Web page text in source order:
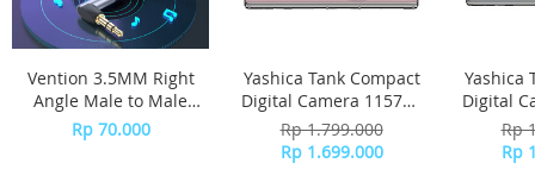
Vention 3.5MM Right
Angle Male to Male
Flat Aux Cable 1M -
Gray Aluminum Alloy
Rp 70.000
Yashica Tank Compact
Digital Camera 115757
- Pink Marshmallow
Rp 1.799.000
Rp 1.699.000
Yashica
Digital
-
Rp
Rp